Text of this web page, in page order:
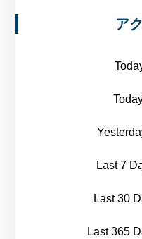
ア
Last 7
Last 30
Last 365